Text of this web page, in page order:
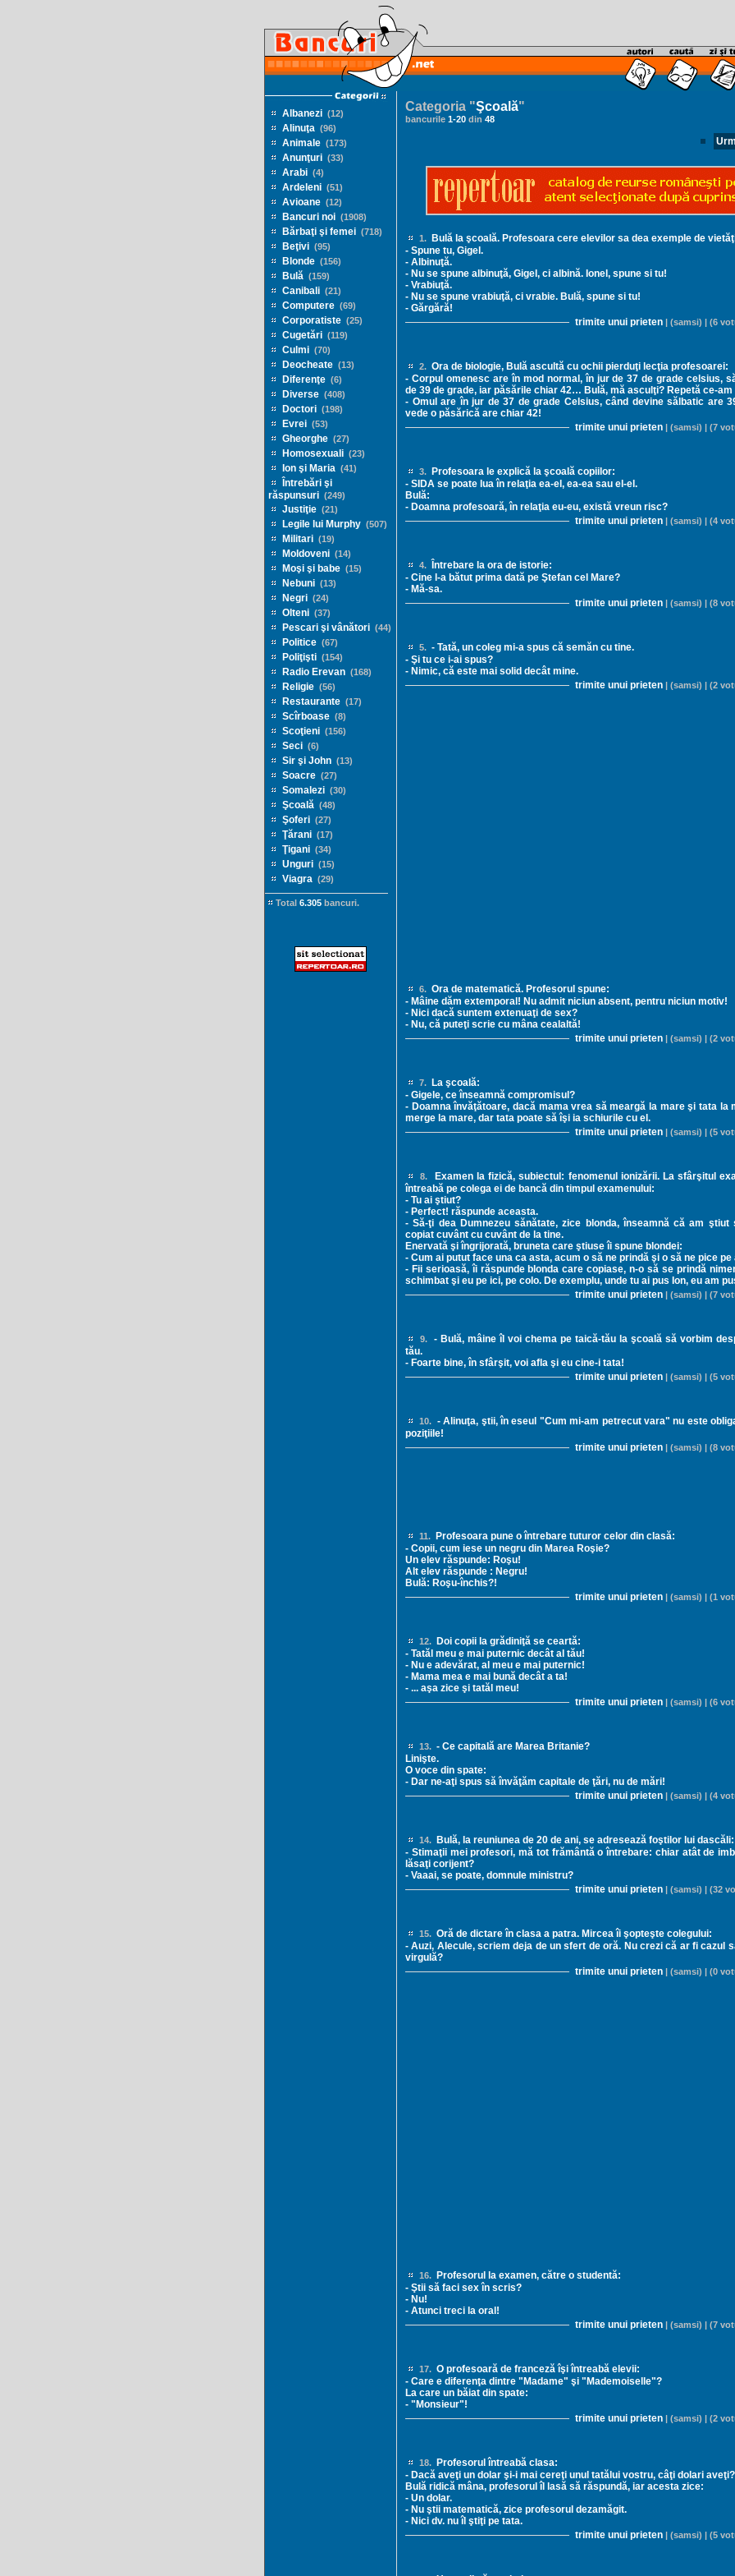
Albanezi (12)
Alinuţa (96)
Animale (173)
Anunţuri (33)
Arabi (4)
Ardeleni (51)
Avioane (12)
Bancuri noi (1908)
Bărbaţi şi femei (718)
Beţivi (95)
Blonde (156)
Bulă (159)
Canibali (21)
Computere (69)
Corporatiste (25)
Cugetări (119)
Culmi (70)
Deocheate (13)
Diferenţe (6)
Diverse (408)
Doctori (198)
Evrei (53)
Gheorghe (27)
Homosexuali (23)
Ion şi Maria (41)
Întrebări şi
răspunsuri (249)
Justiţie (21)
Legile lui Murphy (507)
Militari (19)
Moldoveni (14)
Moşi şi babe (15)
Nebuni (13)
Negri (24)
Olteni (37)
Pescari şi vânători (44)
Politice (67)
Poliţişti (154)
Radio Erevan (168)
Religie (56)
Restaurante (17)
Scîrboase (8)
Scoţieni (156)
Seci (6)
Sir şi John (13)
Soacre (27)
Somalezi (30)
Şcoală (48)
Şoferi (27)
Ţărani (17)
Ţigani (34)
Unguri (15)
Viagra (29)
Total 6.305 bancuri.
Categoria "Şcoală"
bancurile 1-20 din 48
1.
Bulă la şcoală. Profesoara cere elevilor sa dea exemple de
- Spune tu, Gigel.
- Albinuţă.
- Nu se spune albinuţă, Gigel, ci albină. Ionel, spune si tu!
- Vrabiuţă.
- Nu se spune vrabiuţă, ci vrabie. Bulă, spune si tu!
- Gărgără!
trimite unui prieten | (samsi) | (6
2. Ora de biologie, Bulă ascultă cu ochii pierduţi lecţia profesoarei:
- Corpul omenesc are în mod normal, în jur de 37 de grade celsius,
de 39 de grade, iar păsările chiar 42… Bulă, mă asculţi? Repetă ce-am
- Omul are în jur de 37 de grade Celsius, când devine sălbatic are
vede o păsărică are chiar 42!
trimite unui prieten | (samsi) | (7
3.
Profesoara le explică la şcoală copiilor:
- SIDA se poate lua în relaţia ea-el, ea-ea sau el-el.
Bulă:
- Doamna profesoară, în relaţia eu-eu, există vreun risc?
trimite unui prieten | (samsi) | (4
4.
Întrebare la ora de istorie:
- Cine l-a bătut prima dată pe Ştefan cel Mare?
- Mă-sa.
trimite unui prieten | (samsi) | (8
5. - Tată, un coleg mi-a spus că semăn cu tine.
- Şi tu ce i-ai spus?
- Nimic, că este mai solid decât mine.
trimite unui prieten | (samsi) | (2
6. Ora de matematică. Profesorul spune:
- Mâine dăm extemporal! Nu admit niciun absent, pentru niciun motiv!
- Nici dacă suntem extenuaţi de sex?
- Nu, că puteţi scrie cu mâna cealaltă!
trimite unui prieten | (samsi) | (2
7.
La şcoală:
- Gigele, ce înseamnă compromisul?
- Doamna învăţătoare, dacă mama vrea să meargă la mare şi tata la
merge la mare, dar tata poate să îşi ia schiurile cu el.
trimite unui prieten | (samsi) | (5
8.
Examen la fizică, subiectul: fenomenul ionizării. La sfârşitul
întreabă pe colega ei de bancă din timpul examenului:
- Tu ai ştiut?
- Perfect! răspunde aceasta.
- Să-ţi dea Dumnezeu sănătate, zice blonda, înseamnă că am
copiat cuvânt cu cuvânt de la tine.
Enervată şi îngrijorată, bruneta care ştiuse îi spune blondei:
- Cum ai putut face una ca asta, acum o să ne prindă şi o să ne pice pe
- Fii serioasă, îi răspunde blonda care copiase, n-o să se prindă
schimbat şi eu pe ici, pe colo. De exemplu, unde tu ai pus Ion, eu am
trimite unui prieten | (samsi) | (7
9.
- Bulă, mâine îl voi chema pe taică-tău la şcoală să vorbim
tău.
- Foarte bine, în sfârşit, voi afla şi eu cine-i tata!
trimite unui prieten | (samsi) | (5
10. - Alinuţa, ştii, în eseul "Cum mi-am petrecut vara" nu este
poziţiile!
trimite unui prieten | (samsi) | (8
11.
Profesoara pune o întrebare tuturor celor din clasă:
- Copii, cum iese un negru din Marea Roşie?
Un elev răspunde: Roşu!
Alt elev răspunde : Negru!
Bulă: Roşu-închis?!
trimite unui prieten | (samsi) | (1
12.
Doi copii la grădiniţă se ceartă:
- Tatăl meu e mai puternic decât al tău!
- Nu e adevărat, al meu e mai puternic!
- Mama mea e mai bună decât a ta!
- ... aşa zice şi tatăl meu!
trimite unui prieten | (samsi) | (6
13. - Ce capitală are Marea Britanie?
Linişte.
O voce din spate:
- Dar ne-aţi spus să învăţăm capitale de ţări, nu de mări!
trimite unui prieten | (samsi) | (4
14.
Bulă, la reuniunea de 20 de ani, se adresează foştilor lui dascăli:
- Stimaţii mei profesori, mă tot frământă o întrebare: chiar atât de
lăsaţi corijent?
- Vaaai, se poate, domnule ministru?
trimite unui prieten | (samsi) | (32
15. Oră de dictare în clasa a patra. Mircea îi şopteşte colegului:
- Auzi, Alecule, scriem deja de un sfert de oră. Nu crezi că ar fi cazul
virgulă?
trimite unui prieten | (samsi) | (0
16.
Profesorul la examen, către o studentă:
- Ştii să faci sex în scris?
- Nu!
- Atunci treci la oral!
trimite unui prieten | (samsi) | (7
17. O profesoară de franceză îşi întreabă elevii:
- Care e diferenţa dintre "Madame" şi "Mademoiselle"?
La care un băiat din spate:
- "Monsieur"!
trimite unui prieten | (samsi) | (2
18.
Profesorul întreabă clasa:
- Dacă aveţi un dolar şi-i mai cereţi unul tatălui vostru, câţi dolari aveţi?
Bulă ridică mâna, profesorul îl lasă să răspundă, iar acesta zice:
- Un dolar.
- Nu ştii matematică, zice profesorul dezamăgit.
- Nici dv. nu îl ştiţi pe tata.
trimite unui prieten | (samsi) | (5